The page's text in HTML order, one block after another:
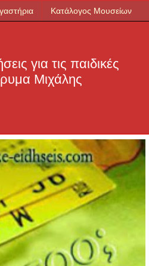
Κατάλογος Μουσείων
για τις παιδικές
Μιχάλης